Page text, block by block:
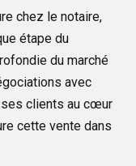
chez le notaire,
étape du
du marché
avec
ses clients au cœur
cette vente dans